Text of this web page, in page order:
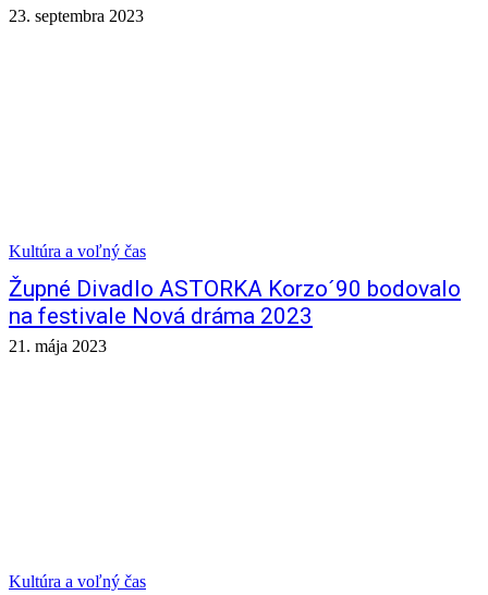
23. septembra 2023
Kultúra a voľný čas
Župné Divadlo ASTORKA Korzo´90 bodovalo
na festivale Nová dráma 2023
21. mája 2023
Kultúra a voľný čas